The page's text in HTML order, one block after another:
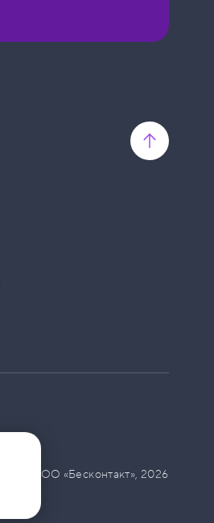
© ООО «Бесконтакт», 2026